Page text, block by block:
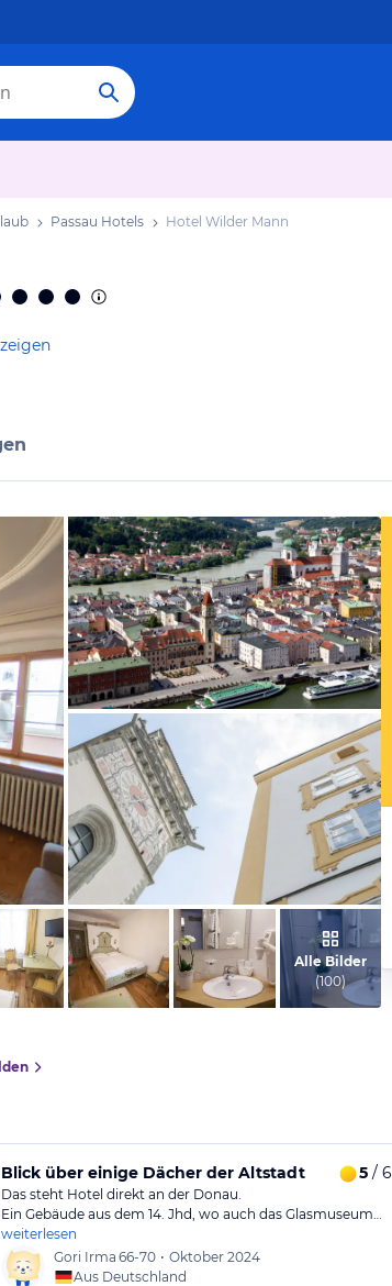
Passau Hotels Hotel Wilder Mann
vom Hotelier, Juli 2012
vom Hotelier, März 2014
Alle Bilder
(100)
Blick über einige Dächer der Altstadt 5/ 6
Das steht Hotel direkt an der Donau.
Ein Gebäude aus dem 14. Jhd, wo auch das Glasmuseum…
weiterlesen
Gori Irma 66-70 • Oktober 2024
Aus Deutschland